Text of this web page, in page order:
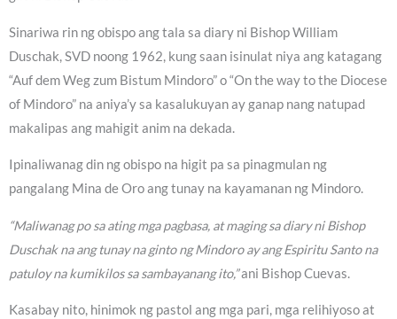
Sinariwa rin ng obispo ang tala sa diary ni Bishop William
Duschak, SVD noong 1962, kung saan isinulat niya ang katagang
“Auf dem Weg zum Bistum Mindoro” o “On the way to the Diocese
of Mindoro” na aniya’y sa kasalukuyan ay ganap nang natupad
makalipas ang mahigit anim na dekada.
Ipinaliwanag din ng obispo na higit pa sa pinagmulan ng
pangalang Mina de Oro ang tunay na kayamanan ng Mindoro.
“Maliwanag po sa ating mga pagbasa, at maging sa diary ni Bishop
Duschak na ang tunay na ginto ng Mindoro ay ang Espiritu Santo na
patuloy na kumikilos sa sambayanang ito,”ani Bishop Cuevas.
Kasabay nito, hinimok ng pastol ang mga pari, mga relihiyoso at